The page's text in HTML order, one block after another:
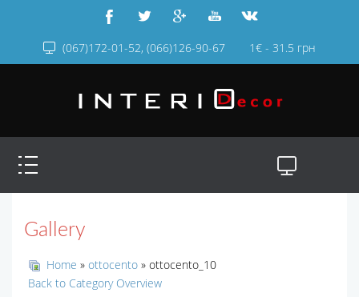
(067)172-01-52, (066)126-90-67 1€ - 31.5 грн
Gallery
Home » ottocento » ottocento_10
Back to Category Overview